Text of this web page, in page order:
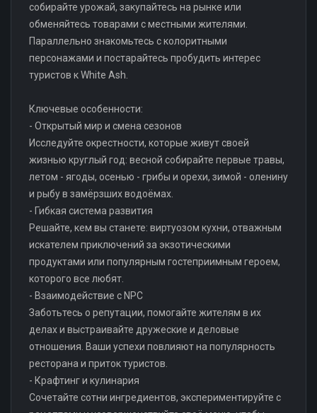
собирайте урожай, закупайтесь на рынке или
обменяйтесь товарами с местными жителями.
Параллельно знакомьтесь с колоритными
персонажами и постарайтесь пробудить интерес
туристов к White Ash.
Ключевые особенности:
- Открытый мир и смена сезонов
Исследуйте окрестности, которые живут своей
жизнью круглый год: весной собирайте первые травы,
летом - ягоды, осенью - грибы и орехи, зимой - оленину
и рыбу в замёрзших водоёмах.
- Гибкая система развития
Решайте, кем вы станете: виртуозом кухни, отважным
искателем приключений за экзотическими
продуктами или популярным гостеприимным героем,
которого все любят.
- Взаимодействие с NPC
Заботьтесь о репутации, помогайте жителям в их
делах и выстраивайте дружеские и деловые
отношения. Ваши успехи повлияют на популярность
ресторана и приток туристов.
- Крафтинг и кулинария
Сочетайте сотни ингредиентов, экспериментируйте с